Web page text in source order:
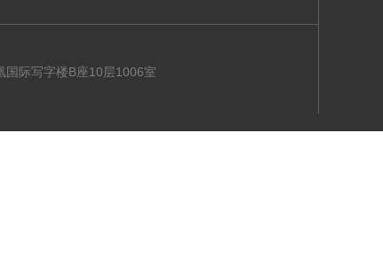
际写字楼B座10层1006室